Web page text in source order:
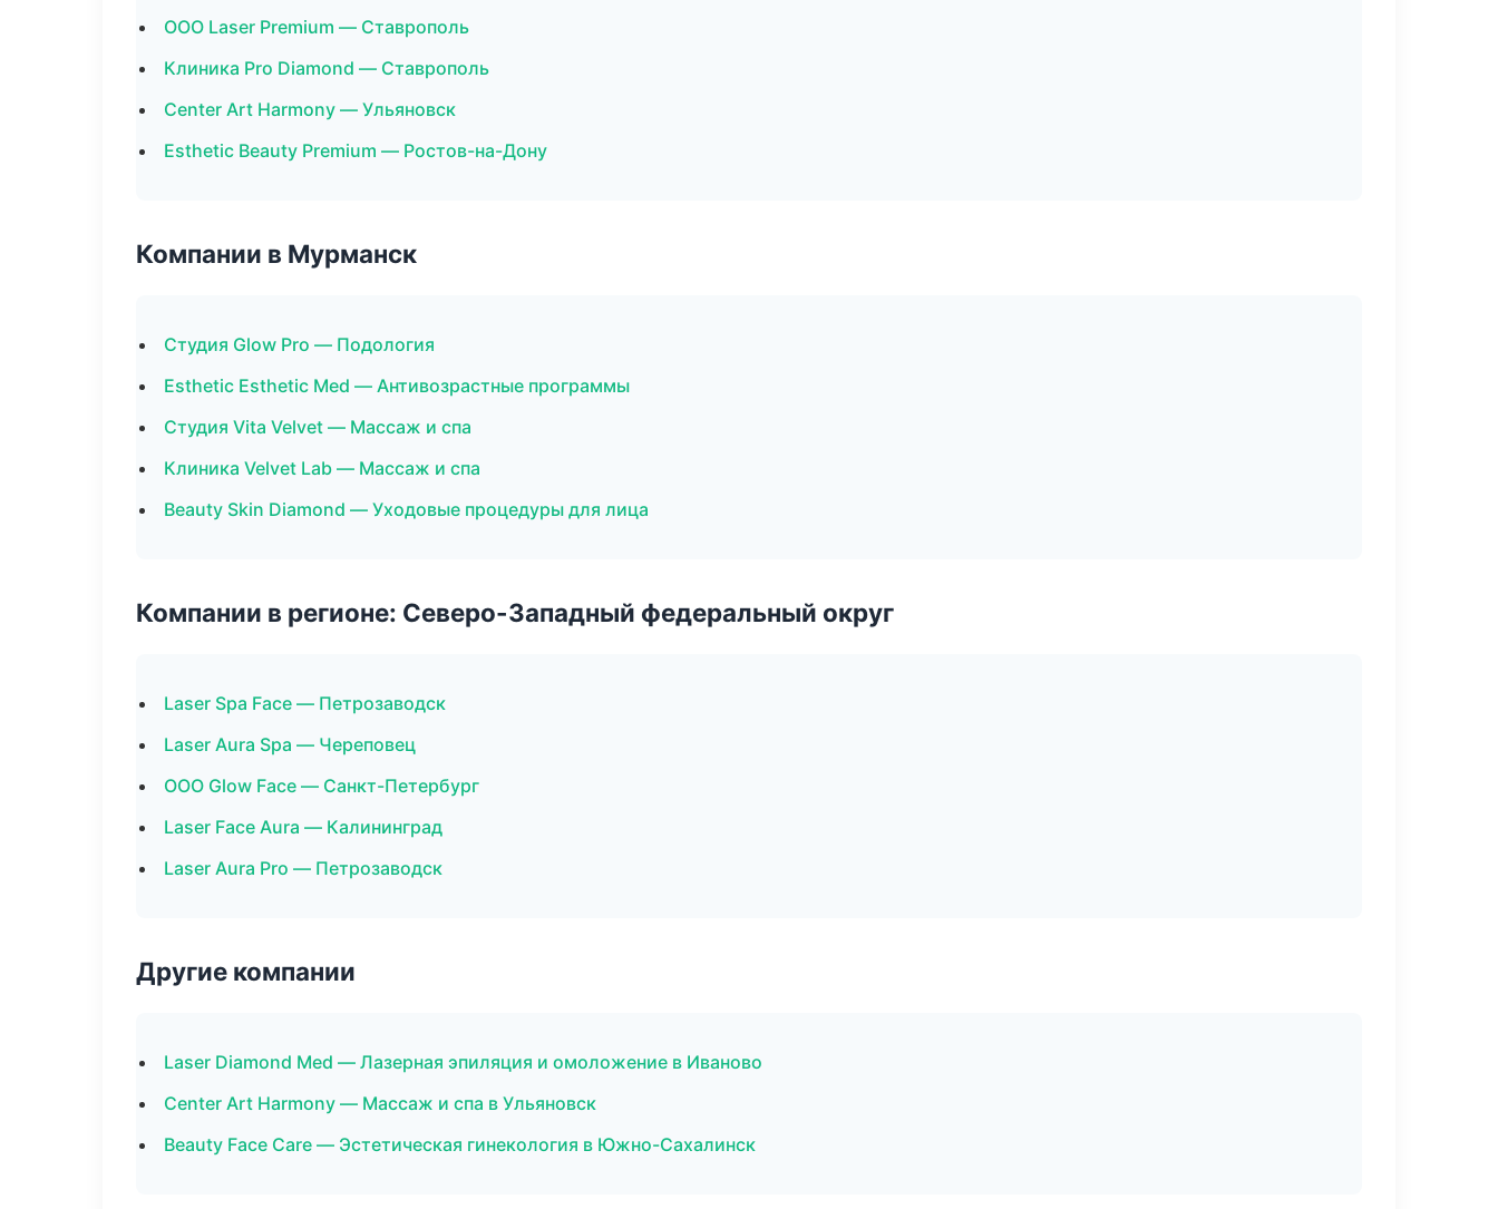
ООО Laser Premium — Ставрополь
Клиника Pro Diamond — Ставрополь
Center Art Harmony — Ульяновск
Esthetic Beauty Premium — Ростов-на-Дону
Компании в Мурманск
Студия Glow Pro — Подология
Esthetic Esthetic Med — Антивозрастные программы
Студия Vita Velvet — Массаж и спа
Клиника Velvet Lab — Массаж и спа
Beauty Skin Diamond — Уходовые процедуры для лица
Компании в регионе: Северо-Западный федеральный округ
Laser Spa Face — Петрозаводск
Laser Aura Spa — Череповец
ООО Glow Face — Санкт-Петербург
Laser Face Aura — Калининград
Laser Aura Pro — Петрозаводск
Другие компании
Laser Diamond Med — Лазерная эпиляция и омоложение в Иваново
Center Art Harmony — Массаж и спа в Ульяновск
Beauty Face Care — Эстетическая гинекология в Южно-Сахалинск